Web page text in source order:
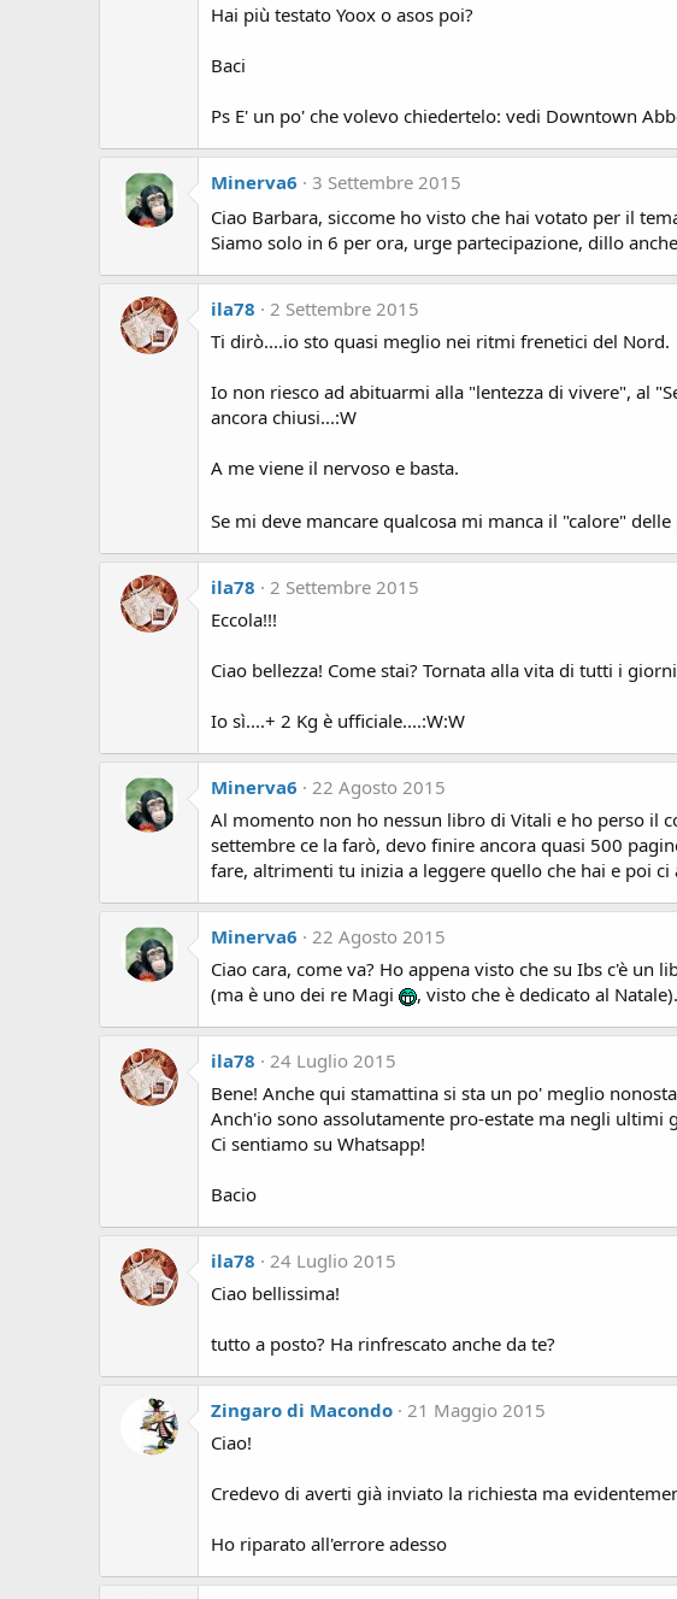
Hai più testato Yoox o asos poi?
Baci
Ps E' un po' che volevo chiedertelo: vedi Downtown
Minerva6
3 Settembre 2015
Ciao Barbara, siccome ho visto che hai votato per il
Siamo solo in 6 per ora, urge partecipazione, dillo
ila78
2 Settembre 2015
Ti dirò....io sto quasi meglio nei ritmi frenetici del Nord.
Io non riesco ad abituarmi alla "lentezza di vivere", al
ancora chiusi...:W
A me viene il nervoso e basta.
Se mi deve mancare qualcosa mi manca il "calore"
ila78
2 Settembre 2015
Eccola!!!
Ciao bellezza! Come stai? Tornata alla vita di tutti i
Io sì....+ 2 Kg è ufficiale....:W:W
Minerva6
22 Agosto 2015
Al momento non ho nessun libro di Vitali e ho perso il
settembre ce la farò, devo finire ancora quasi 500
fare, altrimenti tu inizia a leggere quello che hai e poi
Minerva6
22 Agosto 2015
Ciao cara, come va? Ho appena visto che su Ibs c'è
(ma è uno dei re Magi
, visto che è dedicato al
ila78
24 Luglio 2015
Bene! Anche qui stamattina si sta un po' meglio
Anch'io sono assolutamente pro-estate ma negli
Ci sentiamo su Whatsapp!
Bacio
ila78
24 Luglio 2015
Ciao bellissima!
tutto a posto? Ha rinfrescato anche da te?
Zingaro di Macondo
21 Maggio 2015
Ciao!
Credevo di averti già inviato la richiesta ma
Ho riparato all'errore adesso